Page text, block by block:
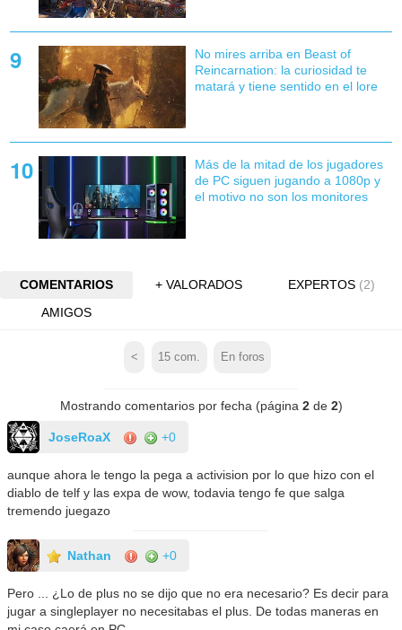
No mires arriba en Beast of
Reincarnation: la curiosidad te
matará y tiene sentido en el lore
Más de la mitad de los jugadores
de PC siguen jugando a 1080p y
el motivo no son los monitores
COMENTARIOS + VALORADOS EXPERTOS (2)
AMIGOS
< 15 com. En foros
Mostrando comentarios por fecha (página 2de 2)
JoseRoaX +0
aunque ahora le tengo la pega a activision por lo que hizo con el
diablo de telf y las expa de wow, todavia tengo fe que salga
tremendo juegazo
Nathan +0
Pero ... ¿Lo de plus no se dijo que no era necesario? Es decir para
jugar a singleplayer no necesitabas el plus. De todas maneras en